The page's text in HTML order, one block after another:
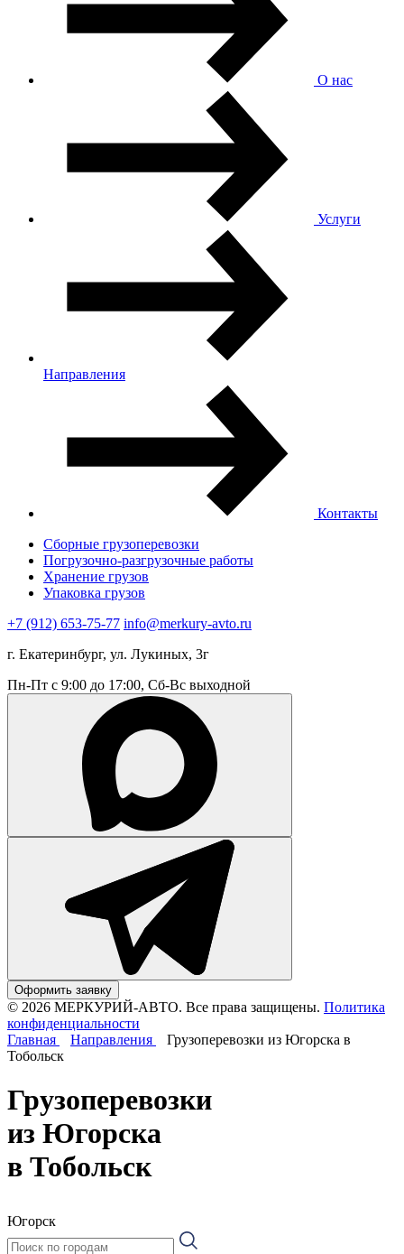
О нас
Услуги
Направления
Контакты
Сборные грузоперевозки
Погрузочно-разгрузочные работы
Хранение грузов
Упаковка грузов
+7 (912) 653-75-77 info@merkury-avto.ru
г. Екатеринбург, ул. Лукиных, 3г
Пн-Пт с 9:00 до 17:00, Сб-Вс выходной
Оформить заявку
© 2026 МЕРКУРИЙ-АВТО. Все права защищены. Политика
конфиденциальности
Главная
Направления
Грузоперевозки из Югорска в
Тобольск
Грузоперевозки
из Югорска
в Тобольск
Югорск